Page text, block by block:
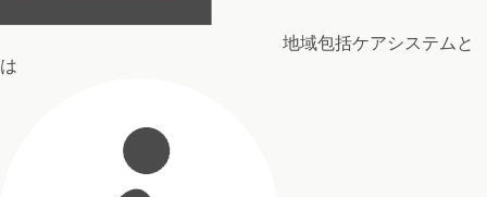
地域包括ケアシステムと
は